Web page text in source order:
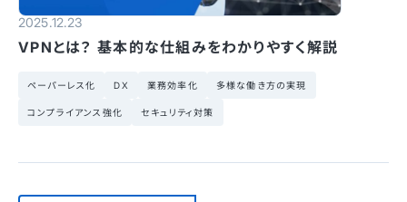
2025.12.23
VPNとは？ 基本的な仕組みをわかりやすく解説
ペーパーレス化 DX 業務効率化 多様な働き方の実現
コンプライアンス強化 セキュリティ対策